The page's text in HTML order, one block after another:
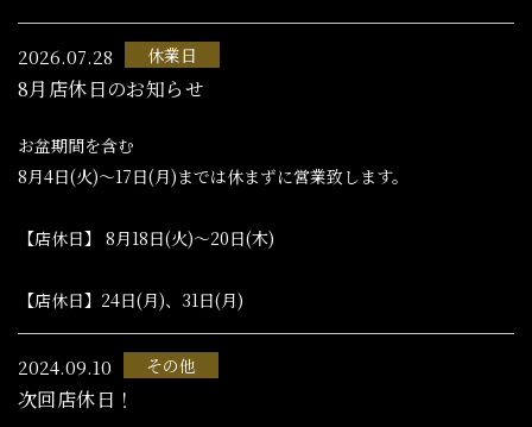
2026.07.28 休業日
8月店休日のお知らせ
お盆期間を含む
8月4日(火)～17日(月)までは休まずに営業致します。
【店休日】 8月18日(火)～20日(木)
【店休日】24日(月)、31日(月)
2024.09.10 その他
次回店休日！